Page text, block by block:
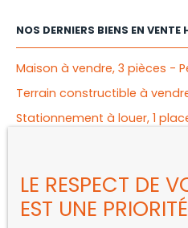
NOS DERNIERS BIENS EN VENTE
Maison à vendre, 3 pièces -
Terrain constructible à
Stationnement à louer, 1
Maison à vendre, 5 pièces -
LE RESPECT DE
EST UNE